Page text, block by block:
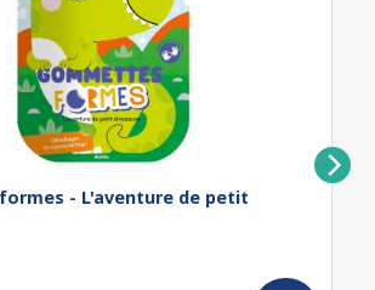
- L'aventure de petit